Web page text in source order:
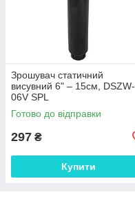
Зрошувач статичний
висувний 6" – 15см, DSZW-
06V SPL
Готово до відправки
297 ₴
Купити